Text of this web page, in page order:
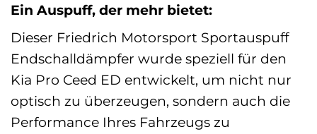
Ein Auspuff, der mehr bietet:
Dieser Friedrich Motorsport Sportauspuff
Endschalldämpfer wurde speziell für den
Kia Pro Ceed ED entwickelt, um nicht nur
optisch zu überzeugen, sondern auch die
Performance Ihres Fahrzeugs zu